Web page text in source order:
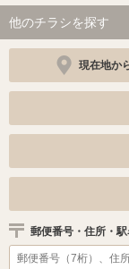
他のチラシを探す
現在地か
郵便番号・住所・